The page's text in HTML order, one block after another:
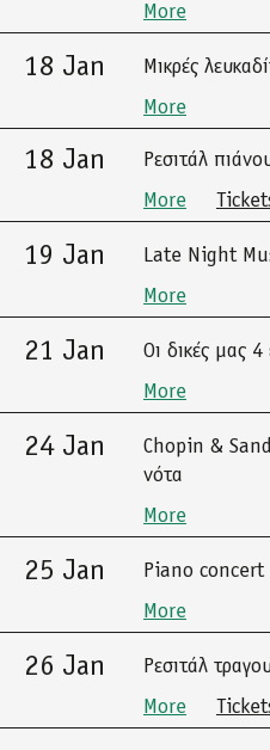
More
18 Jan
Μικρές
More
18 Jan
Ρεσιτάλ
More
19 Jan
Late Night
More
21 Jan
Οι δικές μας 4
More
24 Jan
Chopin &
νότα
More
25 Jan
Piano concert
More
26 Jan
Ρεσιτάλ
More